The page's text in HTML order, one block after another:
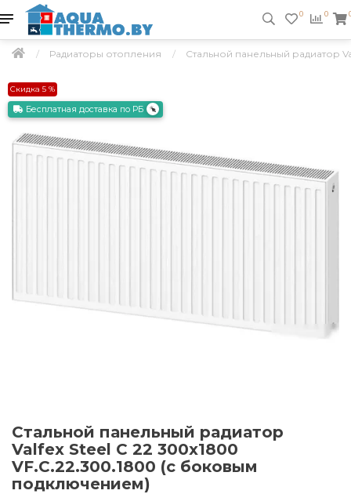
0 0
Радиаторы отопления Стальной панельный радиатор
Скидка 5 %
Бесплатная доставка по РБ
Стальной панельный радиатор
Valfex Steel C 22 300х1800
VF.C.22.300.1800 (с боковым
подключением)